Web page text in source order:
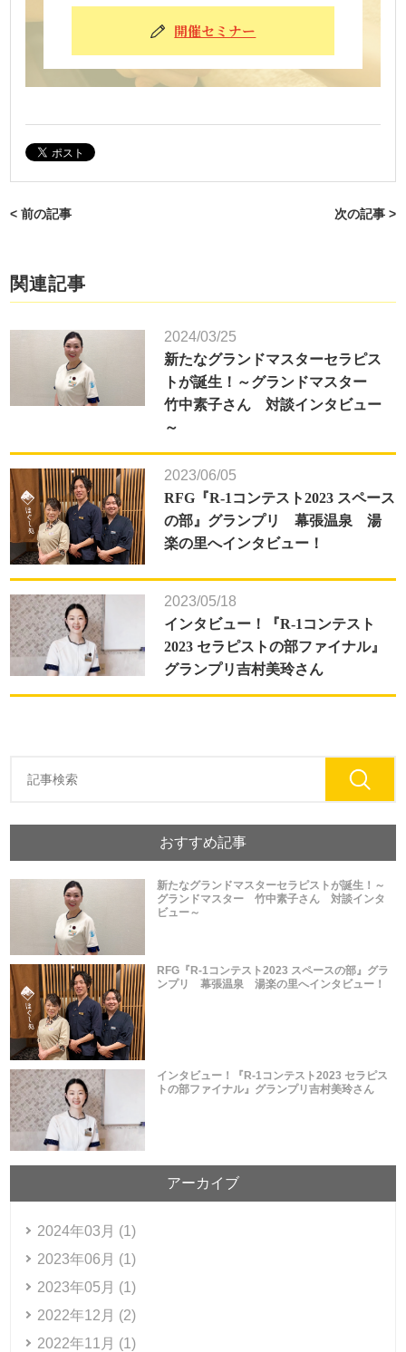
開催セミナー
< 前の記事 次の記事 >
関連記事
2024/03/25
新たなグランドマスターセラピス
トが誕生！～グランドマスター
竹中素子さん 対談インタビュー
～
2023/06/05
RFG『R-1コンテスト2023 スペース
の部』グランプリ 幕張温泉 湯
楽の里へインタビュー！
2023/05/18
インタビュー！『R-1コンテスト
2023 セラピストの部ファイナル』
グランプリ吉村美玲さん
おすすめ記事
新たなグランドマスターセラピストが誕生！～
グランドマスター 竹中素子さん 対談インタ
ビュー～
RFG『R-1コンテスト2023 スペースの部』グラ
ンプリ 幕張温泉 湯楽の里へインタビュー！
インタビュー！『R-1コンテスト2023 セラピス
トの部ファイナル』グランプリ吉村美玲さん
アーカイブ
2024年03月 (1)
2023年06月 (1)
2023年05月 (1)
2022年12月 (2)
2022年11月 (1)